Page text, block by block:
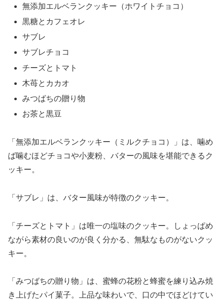
無添加エルベランクッキー（ホワイトチョコ）
黒糖とカフェオレ
サブレ
サブレチョコ
チーズとトマト
木苺とカカオ
みつばちの贈り物
お茶と黒豆
「無添加エルベランクッキー（ミルクチョコ）」は、噛め
ば噛むほどチョコや小麦粉、バターの風味を堪能できるク
ッキー。
「サブレ」は、バター風味が特徴のクッキー。
「チーズとトマト」は唯一の塩味のクッキー。しょっぱめ
ながら素材の良いのが良く分かる、無駄なものがないクッ
キー。
「みつばちの贈り物」は、蜜蜂の花粉と蜂蜜を練り込み焼
き上げたパイ菓子。上品な味わいで、口の中でほどけてい